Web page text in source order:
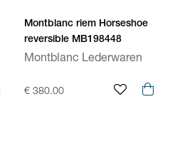
Montblanc riem Horseshoe
reversible MB198448
Montblanc Lederwaren
€ 380.00